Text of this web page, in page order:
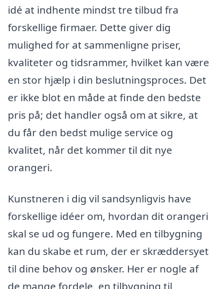
idé at indhente mindst tre tilbud fra
forskellige firmaer. Dette giver dig
mulighed for at sammenligne priser,
kvaliteter og tidsrammer, hvilket kan være
en stor hjælp i din beslutningsproces. Det
er ikke blot en måde at finde den bedste
pris på; det handler også om at sikre, at
du får den bedst mulige service og
kvalitet, når det kommer til dit nye
orangeri.
Kunstneren i dig vil sandsynligvis have
forskellige idéer om, hvordan dit orangeri
skal se ud og fungere. Med en tilbygning
kan du skabe et rum, der er skræddersyet
til dine behov og ønsker. Her er nogle af
de mange fordele, en tilbygning til